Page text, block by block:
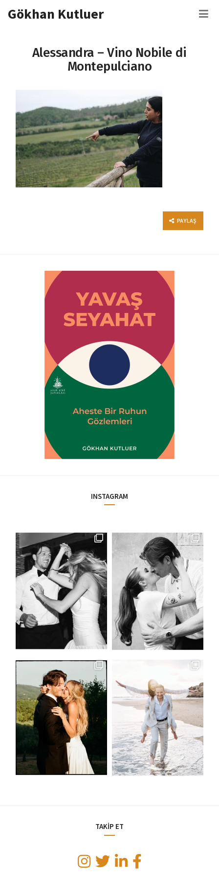
atlaGökhan Kutluer
Alessandra – Vino Nobile di
Montepulciano
PAYLAŞ
INSTAGRAM
TAKİP ET